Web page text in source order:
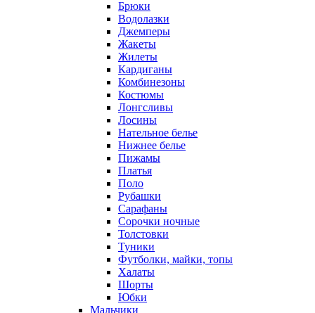
Брюки
Водолазки
Джемперы
Жакеты
Жилеты
Кардиганы
Комбинезоны
Костюмы
Лонгсливы
Лосины
Нательное белье
Нижнее белье
Пижамы
Платья
Поло
Рубашки
Сарафаны
Сорочки ночные
Толстовки
Туники
Футболки, майки, топы
Халаты
Шорты
Юбки
Мальчики